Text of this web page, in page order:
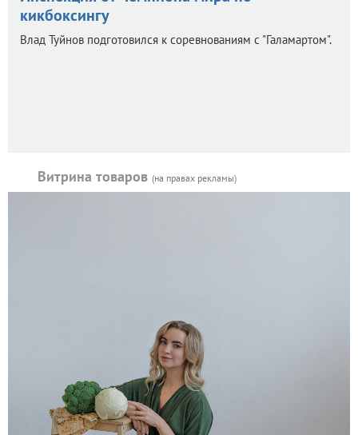
кикбоксингу
Влад Туйнов подготовился к соревнованиям с "Галамартом".
Витрина товаров (на правах рекламы)